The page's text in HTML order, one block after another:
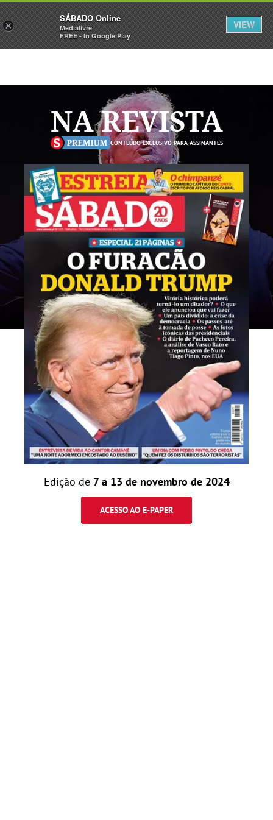
Sábado Assine Iniciar Sessão
NA REVISTA
CONTEÚDO EXCLUSIVO PARA ASSINANTES
Edição de 7 a 13 de novembro de 2024
ACESSO AO E-PAPER
×
SÁBADO Online
Medialivre
FREE - In Google Play
VIEW